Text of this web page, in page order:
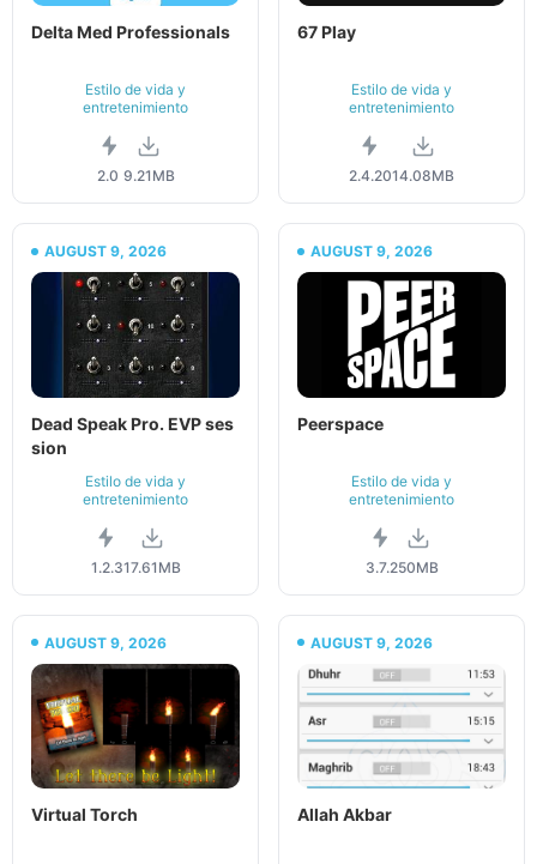
Delta Med Professionals
Estilo de vida y
entretenimiento
2.0 9.21MB
67 Play
Estilo de vida y
entretenimiento
2.4.2014.08MB
AUGUST 9, 2026
Dead Speak Pro. EVP ses
sion
Estilo de vida y
entretenimiento
1.2.317.61MB
AUGUST 9, 2026
Peerspace
Estilo de vida y
entretenimiento
3.7.250MB
AUGUST 9, 2026
Virtual Torch
AUGUST 9, 2026
Allah Akbar